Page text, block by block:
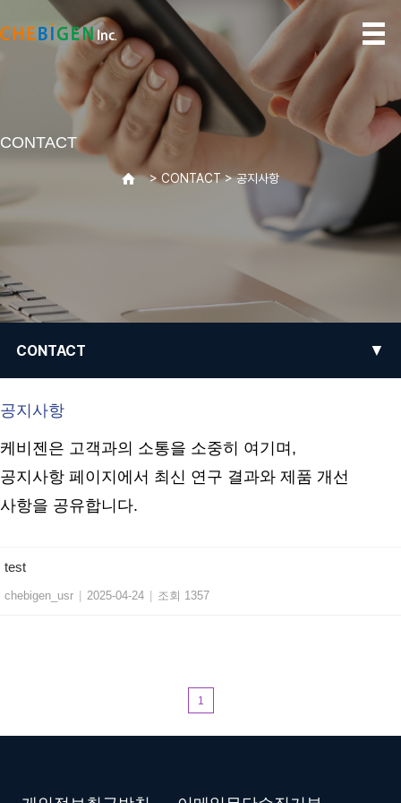
CONTACT
> > CONTACT > 공지사항
CONTACT ▼
공지사항
케비젠은 고객과의 소통을 소중히 여기며,
공지사항 페이지에서 최신 연구 결과와 제품 개선
사항을 공유합니다.
test
chebigen_usr 2025-04-24 조회 1357
1